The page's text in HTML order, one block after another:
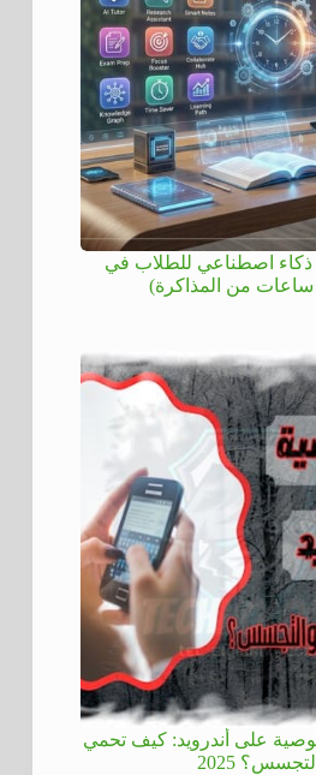
ذكاء اصطناعي للطلاب في
على أندرويد: كيف تحمي
2025